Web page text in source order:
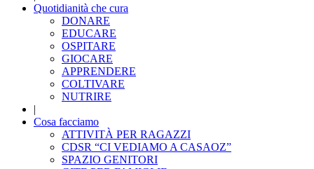
Quotidianità che cura
DONARE
EDUCARE
OSPITARE
GIOCARE
APPRENDERE
COLTIVARE
NUTRIRE
|
Cosa facciamo
ATTIVITÀ PER RAGAZZI
CDSR “CI VEDIAMO A CASAOZ”
SPAZIO GENITORI